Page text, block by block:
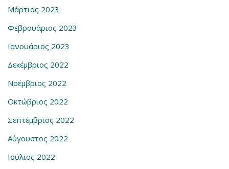
Μάρτιος 2023
Φεβρουάριος 2023
Ιανουάριος 2023
Δεκέμβριος 2022
Νοέμβριος 2022
Οκτώβριος 2022
Σεπτέμβριος 2022
Αύγουστος 2022
Ιούλιος 2022